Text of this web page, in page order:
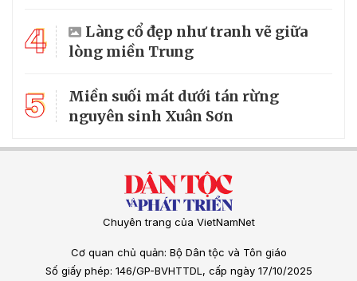
4
Làng cổ đẹp như tranh vẽ giữa
lòng miền Trung
5
Miền suối mát dưới tán rừng
nguyên sinh Xuân Sơn
Chuyên trang của VietNamNet
Cơ quan chủ quản: Bộ Dân tộc và Tôn giáo
Số giấy phép: 146/GP-BVHTTDL, cấp ngày 17/10/2025